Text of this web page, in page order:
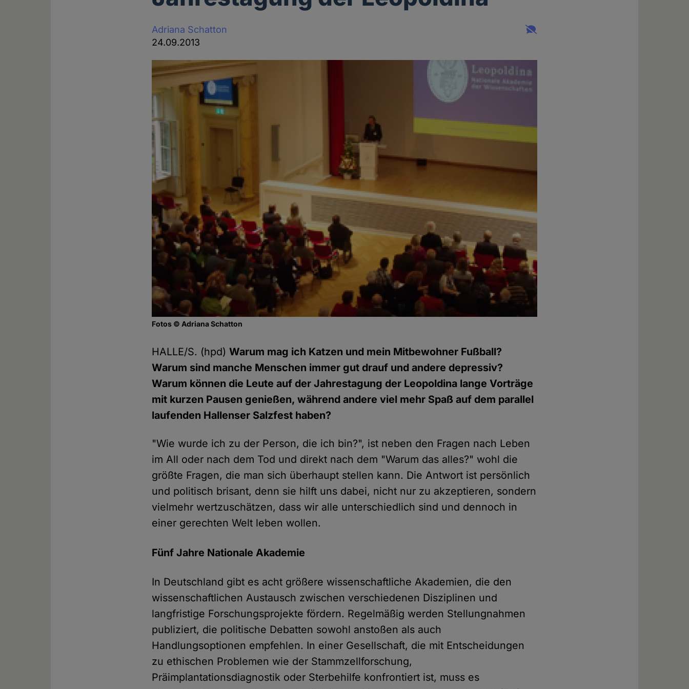
Adriana Schatton
24.09.2013
Fotos © Adriana Schatton
HALLE/S. (hpd)Warum mag ich Katzen und mein Mitbewohner Fußball?
Warum sind manche Menschen immer gut drauf und andere depressiv?
Warum können die Leute auf der Jahrestagung der Leopoldina lange Vorträge
mit kurzen Pausen genießen, während andere viel mehr Spaß auf dem parallel
laufenden Hallenser Salzfest haben?
"Wie wurde ich zu der Person, die ich bin?", ist neben den Fragen nach Leben
im All oder nach dem Tod und direkt nach dem "Warum das alles?" wohl die
größte Fragen, die man sich überhaupt stellen kann. Die Antwort ist persönlich
und politisch brisant, denn sie hilft uns dabei, nicht nur zu akzeptieren, sondern
vielmehr wertzuschätzen, dass wir alle unterschiedlich sind und dennoch in
einer gerechten Welt leben wollen.
Fünf Jahre Nationale Akademie
In Deutschland gibt es acht größere wissenschaftliche Akademien, die den
wissenschaftlichen Austausch zwischen verschiedenen Disziplinen und
langfristige Forschungsprojekte fördern. Regelmäßig werden Stellungnahmen
publiziert, die politische Debatten sowohl anstoßen als auch
Handlungsoptionen empfehlen. In einer Gesellschaft, die mit Entscheidungen
zu ethischen Problemen wie der Stammzellforschung,
Präimplantationsdiagnostik oder Sterbehilfe konfrontiert ist, muss es